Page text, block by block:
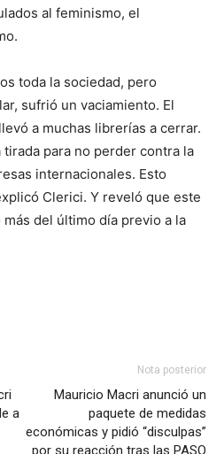
al feminismo, el
toda la sociedad, pero
sufrió un vaciamiento. El
a muchas librerías a cerrar.
para no perder contra la
internacionales. Esto
Clerici. Y reveló que este
del último día previo a la
a
Nota posterior
Mauricio Macri anunció un
paquete de medidas
económicas y pidió “disculpas”
por su reacción tras las PASO